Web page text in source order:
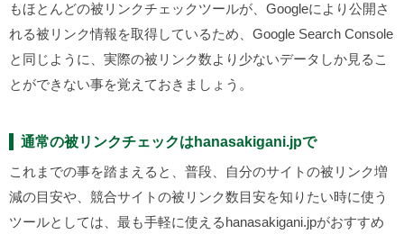
もほとんどの被リンクチェックツールが、Googleにより公開さ
れる被リンク情報を取得しているため、Google Search Console
と同じように、実際の被リンク数より少ないデータしか見るこ
とができない事を覚えておきましょう。
通常の被リンクチェックはhanasakigani.jpで
これまでの事を踏まえると、普段、自分のサイトの被リンク増
減の目安や、競合サイトの被リンク数目安を知りたい時に使う
ツールとしては、最も手軽に使えるhanasakigani.jpがおすすめ